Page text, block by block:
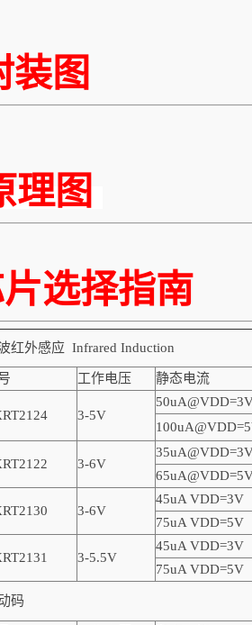
装图
理图
片选择
红外感应 Infrared Induction
工作电压 静态电流
3-5V
3-6V
3-6V
45uA VDD=3V
75uA VDD=5V
3-5.5V
45uA VDD=3V
75uA VDD=5V
码